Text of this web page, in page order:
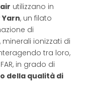
utilizzano in
, un filato
di
ionizzati di
tra loro,
in grado di
della qualità di